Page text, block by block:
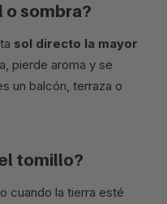
o sombra?
sol directo la mayor
pierde aroma y se
un balcón, terraza o
el tomillo?
cuando la tierra esté